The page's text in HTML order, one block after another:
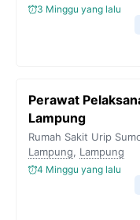
3 Minggu yang lalu
Perawat
Lampung
Rumah Sakit Urip
Lampung, Lampung
4 Minggu yang lalu